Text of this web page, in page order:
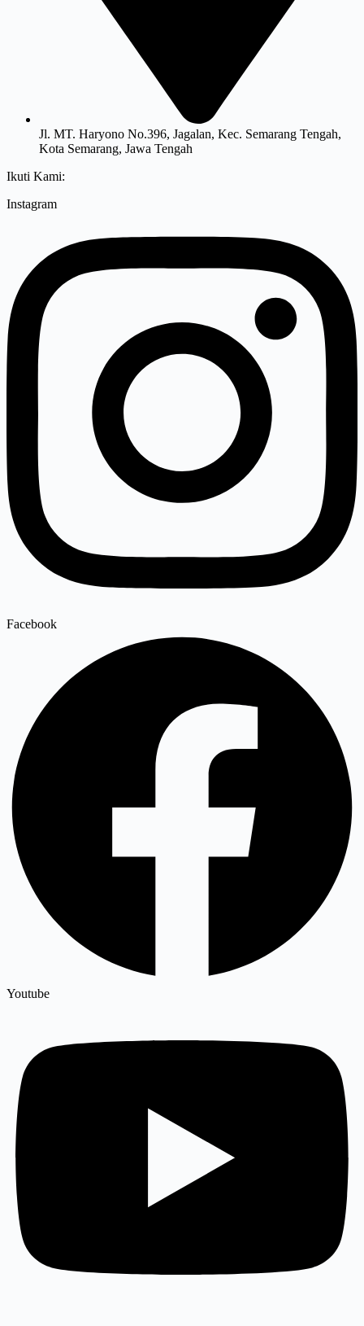
Jl. MT. Haryono No.396, Jagalan, Kec. Semarang Tengah,
Kota Semarang, Jawa Tengah
Ikuti Kami:
Instagram
Facebook
Youtube